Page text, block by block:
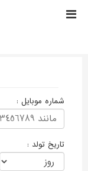
شماره موبایل :
تاریخ تولد :